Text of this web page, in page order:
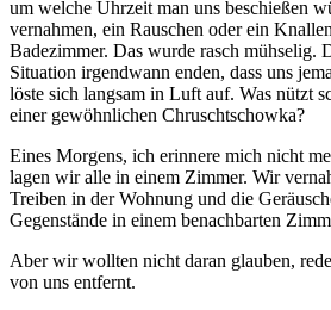
um welche Uhrzeit man uns beschießen
vernahmen, ein Rauschen oder ein
Badezimmer. Das wurde rasch mühselig.
Situation irgendwann enden, dass uns
löste sich langsam in Luft auf. Was nützt
einer gewöhnlichen Chruschtschowka?
Eines Morgens, ich erinnere mich nicht
lagen wir alle in einem Zimmer. Wir
Treiben in der Wohnung und die
Gegenstände in einem benachbarten
Aber wir wollten nicht daran glauben,
von uns entfernt.